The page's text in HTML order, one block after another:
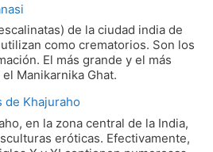
de la ciudad india de
como crematorios. Son los
El más grande y el más
Manikarnika Ghat.
de Khajuraho
en la zona central de la India,
eróticas. Efectivamente,